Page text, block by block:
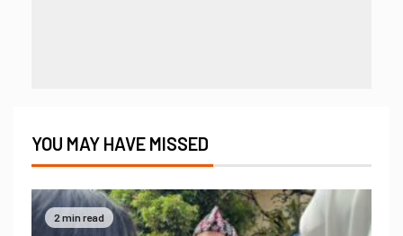
YOU MAY HAVE MISSED
2 min read